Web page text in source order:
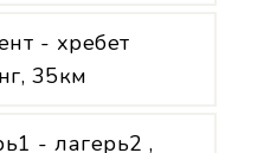
- хребет
35км
- лагерь2 ,